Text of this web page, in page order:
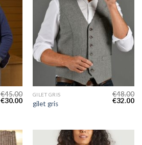
€45.00
€30.00
GILET GRIS
gilet gris
€48.00
€32.00